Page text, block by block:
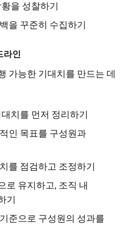
을 성찰하기
을 꾸준히 수집하기
라인
가능한 기대치를 만드는 데
치를 먼저 정리하기
인 목표를 구성원과
를 점검하고 조정하기
로 유지하고, 조직 내
기
준으로 구성원의 성과를